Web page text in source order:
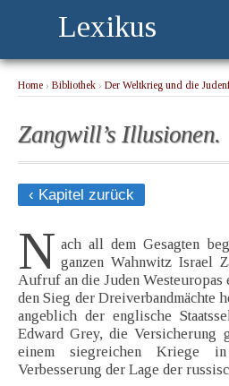
Lexikus
Home › Bibliothek › Der Weltkrieg und die
Zangwill’s Illusionen.
‹ Kapitel zurück
N ach all dem Gesagten
ganzen Wahnwitz Israel
Aufruf an die Juden Westeuropas
den Sieg der Dreiverbandmächte
angeblich der englische
Edward Grey, die Versicherung
einem siegreichen Kriege
Verbesserung der Lage der